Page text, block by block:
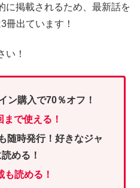
に掲載されるため、最新話を
冊出ています！
い！
ン購入で70％オフ！
で使える！
随時発行！好きなジャ
める！
も読める！